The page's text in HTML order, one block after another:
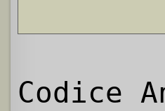
Codice